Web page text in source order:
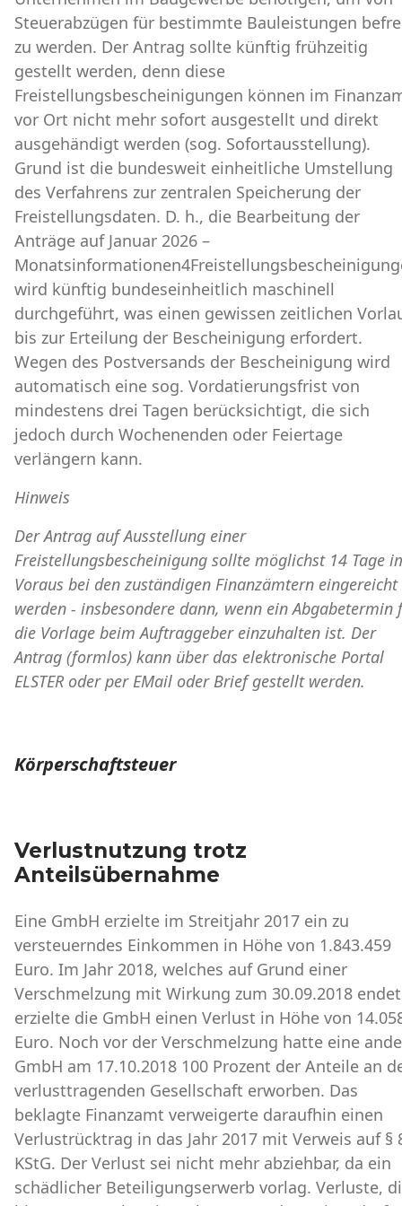
Steuerabzügen für bestimmte Bauleistungen
zu werden. Der Antrag sollte künftig frühzeitig
gestellt werden, denn diese
Freistellungsbescheinigungen können im
vor Ort nicht mehr sofort ausgestellt und direkt
ausgehändigt werden (sog. Sofortausstellung).
Grund ist die bundesweit einheitliche Umstellung
des Verfahrens zur zentralen Speicherung der
Freistellungsdaten. D. h., die Bearbeitung der
Anträge auf Januar 2026 –
wird künftig bundeseinheitlich maschinell
durchgeführt, was einen gewissen zeitlichen
bis zur Erteilung der Bescheinigung erfordert.
Wegen des Postversands der Bescheinigung wird
automatisch eine sog. Vordatierungsfrist von
mindestens drei Tagen berücksichtigt, die sich
jedoch durch Wochenenden oder Feiertage
verlängern kann.
Hinweis
Der Antrag auf Ausstellung einer
Freistellungsbescheinigung sollte möglichst 14 Tage
Voraus bei den zuständigen Finanzämtern eingereicht
werden - insbesondere dann, wenn ein Abgabetermin
die Vorlage beim Auftraggeber einzuhalten ist. Der
Antrag (formlos) kann über das elektronische Portal
ELSTER oder per EMail oder Brief gestellt werden.
Körperschaftsteuer
Verlustnutzung trotz
Anteilsübernahme
Eine GmbH erzielte im Streitjahr 2017 ein zu
versteuerndes Einkommen in Höhe von 1.843.459
Euro. Im Jahr 2018, welches auf Grund einer
Verschmelzung mit Wirkung zum 30.09.2018
erzielte die GmbH einen Verlust in Höhe von
Euro. Noch vor der Verschmelzung hatte eine
GmbH am 17.10.2018 100 Prozent der Anteile an
verlusttragenden Gesellschaft erworben. Das
beklagte Finanzamt verweigerte daraufhin einen
Verlustrücktrag in das Jahr 2017 mit Verweis auf §
KStG. Der Verlust sei nicht mehr abziehbar, da ein
schädlicher Beteiligungserwerb vorlag. Verluste,